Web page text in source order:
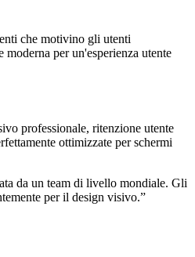
che motivino gli utenti
moderna per un'esperienza utente
professionale, ritenzione utente
ottimizzate per schermi
da un team di livello mondiale. Gli
per il design visivo.”